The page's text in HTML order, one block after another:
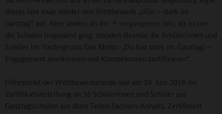
dieses Jahr zwar wieder den Wettbewerb „siGn – stark im
Ganztag“ auf. Aber anders als im
vergangenen Jahr , als es um
die Schulen insgesamt ging, standen diesmal die Schülerinnen und
Schüler im Vordergrund. Das Motto: „Du bist stark im Ganztag! –
Engagement anerkennen und Kompetenzen zertifizieren“.
Höhepunkt der Wettbewerbsrunde war am 20. Juni 2019 die
Zertifikatsverleihung an 38 Schülerinnen und Schüler aus
Ganztagsschulen aus allen Teilen Sachsen-Anhalts. Zertifiziert